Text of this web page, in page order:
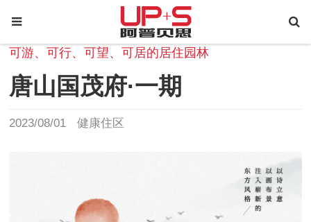
可游、可行、可望、可居的居住园林
唐山国茂府·一期
2023/08/01 健康住区